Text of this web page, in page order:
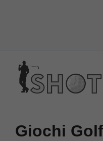
contenuto
Giochi